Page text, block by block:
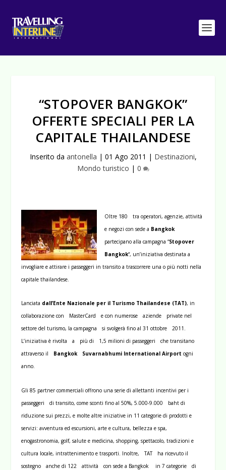
“STOPOVER BANGKOK”
OFFERTE SPECIALI PER LA
CAPITALE THAILANDESE
Inserito da antonella | 01 Ago 2011 | Destinazioni,
Mondo turistico | 0
Oltre 180 tra operatori, agenzie, attività
e negozi con sede a Bangkok
partecipano alla campagna “Stopover
Bangkok“, un’iniziativa destinata a
invogliare e attirare i passeggeri in transito a trascorrere una o più notti nella
capitale thailandese.
Lanciata dall’Ente Nazionale per il Turismo Thailandese (TAT), in
collaborazione con MasterCard e con numerose aziende private nel
settore del turismo, la campagna si svolgerà fino al 31 ottobre 2011.
L’iniziativa è rivolta a più di 1,5 milioni di passeggeri che transitano
attraverso il Bangkok Suvarnabhumi International Airportogni
anno.
Gli 85 partner commerciali offrono una serie di allettanti incentivi per i
passeggeri di transito, come sconti fino al 50%, 5.000-9.000 baht di
riduzione sui prezzi, e molte altre iniziative in 11 categorie di prodotti e
servizi: avventura ed escursioni, arte e cultura, bellezza e spa,
enogastronomia, golf, salute e medicina, shopping, spettacolo, tradizioni e
cultura locale, intrattenimento e trasporti. Inoltre, TAT ha ricevuto il
sostegno anche di 122 attività con sede a Bangkok in 7 categorie di